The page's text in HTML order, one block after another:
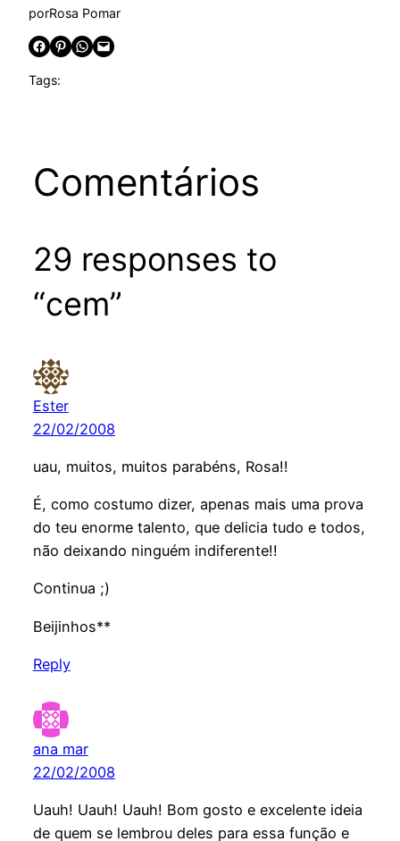
porRosa Pomar
Share on Facebook Share on Pinterest Share on WhatsApp Email this Page
Tags:
Comentários
29 responses to
“cem”
Ester
22/02/2008
uau, muitos, muitos parabéns, Rosa!!
É, como costumo dizer, apenas mais uma prova
do teu enorme talento, que delicia tudo e todos,
não deixando ninguém indiferente!!
Continua ;)
Beijinhos**
Reply
ana mar
22/02/2008
Uauh! Uauh! Uauh! Bom gosto e excelente ideia
de quem se lembrou deles para essa função e